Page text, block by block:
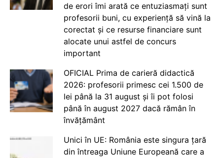
de erori îmi arată ce entuziasmați sunt
profesorii buni, cu experiență să vină la
corectat și ce resurse financiare sunt
alocate unui astfel de concurs
important
OFICIAL Prima de carieră didactică
2026: profesorii primesc cei 1.500 de
lei până la 31 august și îi pot folosi
până în august 2027 dacă rămân în
învățământ
Unici în UE: România este singura țară
din întreaga Uniune Europeană care a